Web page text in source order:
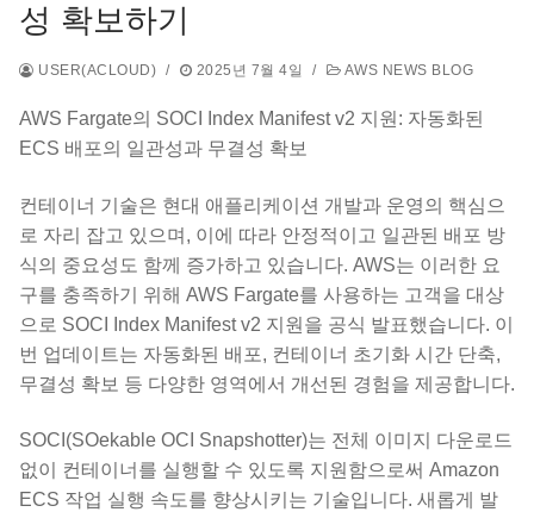
성 확보하기
USER(ACLOUD) / 2025년 7월 4일 / AWS NEWS BLOG
AWS Fargate의 SOCI Index Manifest v2 지원: 자동화된
ECS 배포의 일관성과 무결성 확보
컨테이너 기술은 현대 애플리케이션 개발과 운영의 핵심으
로 자리 잡고 있으며, 이에 따라 안정적이고 일관된 배포 방
식의 중요성도 함께 증가하고 있습니다. AWS는 이러한 요
구를 충족하기 위해 AWS Fargate를 사용하는 고객을 대상
으로 SOCI Index Manifest v2 지원을 공식 발표했습니다. 이
번 업데이트는 자동화된 배포, 컨테이너 초기화 시간 단축,
무결성 확보 등 다양한 영역에서 개선된 경험을 제공합니다.
SOCI(SOekable OCI Snapshotter)는 전체 이미지 다운로드
없이 컨테이너를 실행할 수 있도록 지원함으로써 Amazon
ECS 작업 실행 속도를 향상시키는 기술입니다. 새롭게 발